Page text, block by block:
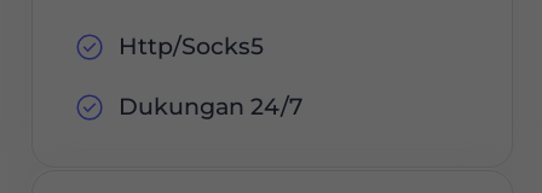
Http/Socks5
Dukungan 24/7